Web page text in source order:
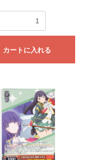
カートに入れる